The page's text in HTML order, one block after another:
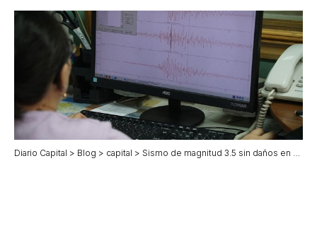
Diario Capital > Blog > capital > Sismo de magnitud 3.5 sin daños en Cintalapa, Chiapas